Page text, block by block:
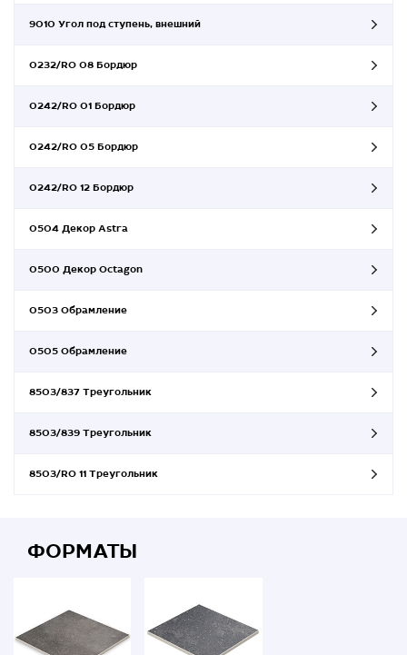
9010 Угол под ступень, внешний
0232/RO 08 Бордюр
0242/RO 01 Бордюр
0242/RO 05 Бордюр
0242/RO 12 Бордюр
0504 Декор Astra
0500 Декор Octagon
0503 Обрамление
0505 Обрамление
8503/837 Треугольник
8503/839 Треугольник
8503/RO 11 Треугольник
ФОРМАТЫ